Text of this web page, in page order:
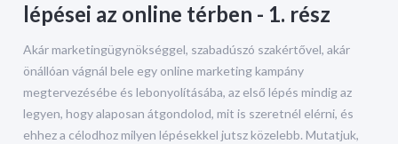
lépései az online térben - 1. rész
Akár marketingügynökséggel, szabadúszó szakértővel, akár
önállóan vágnál bele egy online marketing kampány
megtervezésébe és lebonyolításába, az első lépés mindig az
legyen, hogy alaposan átgondolod, mit is szeretnél elérni, és
ehhez a célodhoz milyen lépésekkel jutsz közelebb. Mutatjuk,